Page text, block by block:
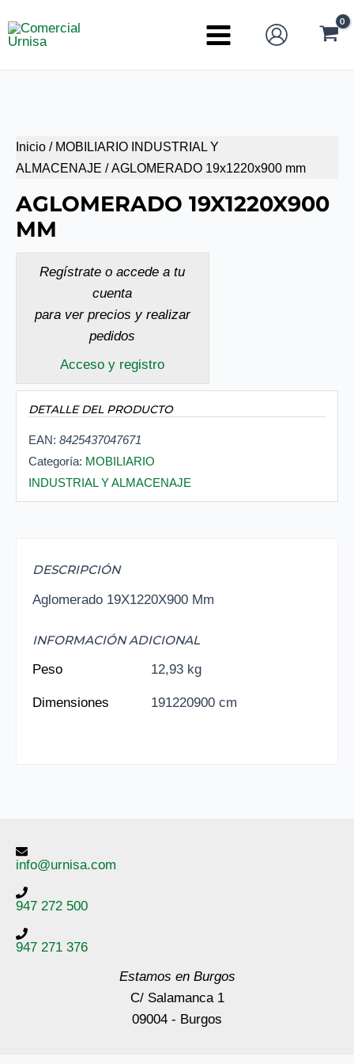
al
Main
Inicio / MOBILIARIO INDUSTRIAL Y
ALMACENAJE / AGLOMERADO 19x1220x900 mm
AGLOMERADO 19X1220X900
MM
Regístrate o accede a tu
cuenta
para ver precios y realizar
pedidos
Acceso y registro
DETALLE DEL PRODUCTO
EAN: 8425437047671
Categoría: MOBILIARIO
INDUSTRIAL Y ALMACENAJE
DESCRIPCIÓN
Aglomerado 19X1220X900 Mm
INFORMACIÓN ADICIONAL
Peso
12,93 kg
Dimensiones 191220900 cm
info@urnisa.com
947 272 500
947 271 376
Estamos en Burgos
C/ Salamanca 1
09004 - Burgos